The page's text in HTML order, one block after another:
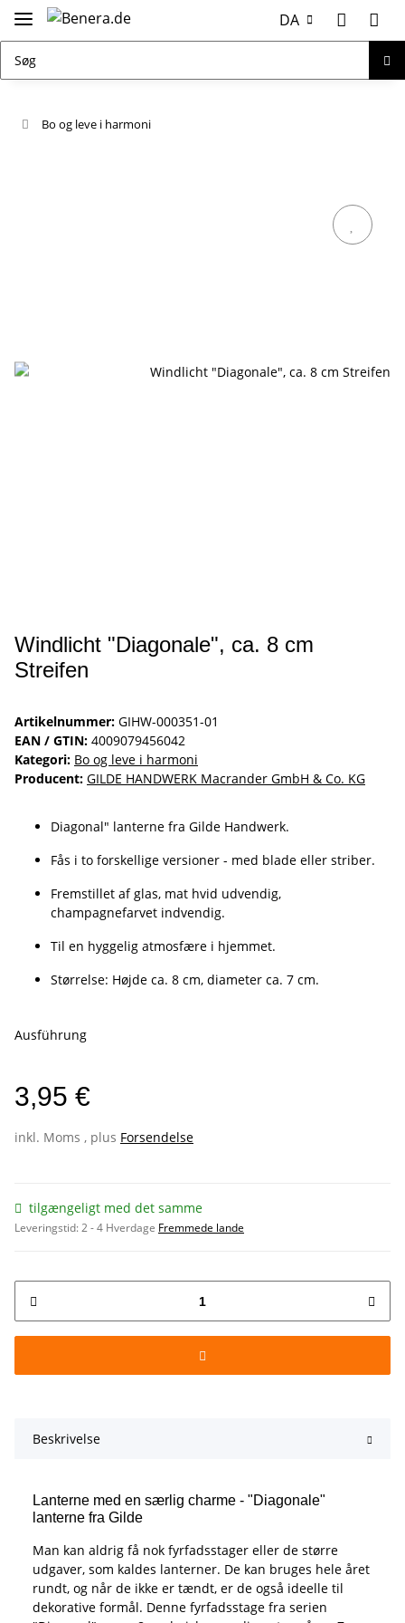
DA
Bo og leve i harmoni
Windlicht "Diagonale", ca. 8 cm
Streifen
Artikelnummer: GIHW-000351-01
EAN / GTIN: 4009079456042
Kategori: Bo og leve i harmoni
Producent: GILDE HANDWERK Macrander GmbH & Co. KG
Diagonal" lanterne fra Gilde Handwerk.
Fås i to forskellige versioner - med blade eller striber.
Fremstillet af glas, mat hvid udvendig,
champagnefarvet indvendig.
Til en hyggelig atmosfære i hjemmet.
Størrelse: Højde ca. 8 cm, diameter ca. 7 cm.
Ausführung
3,95 €
inkl. Moms , plus Forsendelse
tilgængeligt med det samme
Leveringstid:2 - 4 Hverdage Fremmede lande
Beskrivelse
Lanterne med en særlig charme - "Diagonale"
lanterne fra Gilde
Man kan aldrig få nok fyrfadsstager eller de større
udgaver, som kaldes lanterner. De kan bruges hele året
rundt, og når de ikke er tændt, er de også ideelle til
dekorative formål. Denne fyrfadsstage fra serien